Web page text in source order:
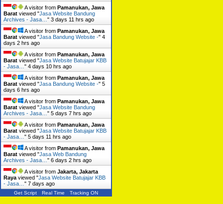
A visitor from Pamanukan, Jawa
Barat viewed "Jasa Website Bandung
Archives - Jasa…" 3 days 11 hrs ago
A visitor from Pamanukan, Jawa
Barat viewed "Jasa Bandung Website -" 4
days 2 hrs ago
A visitor from Pamanukan, Jawa
Barat viewed "Jasa Website Batujajar KBB
- Jasa…" 4 days 10 hrs ago
A visitor from Pamanukan, Jawa
Barat viewed "Jasa Bandung Website -" 5
days 6 hrs ago
A visitor from Pamanukan, Jawa
Barat viewed "Jasa Website Bandung
Archives - Jasa…" 5 days 7 hrs ago
A visitor from Pamanukan, Jawa
Barat viewed "Jasa Website Batujajar KBB
- Jasa…" 5 days 11 hrs ago
A visitor from Pamanukan, Jawa
Barat viewed "Jasa Web Bandung
Archives - Jasa…" 6 days 2 hrs ago
A visitor from Jakarta, Jakarta
Rayaviewed "Jasa Website Batujajar KBB
- Jasa…" 7 days ago
Get Script Real Time Tracking ON